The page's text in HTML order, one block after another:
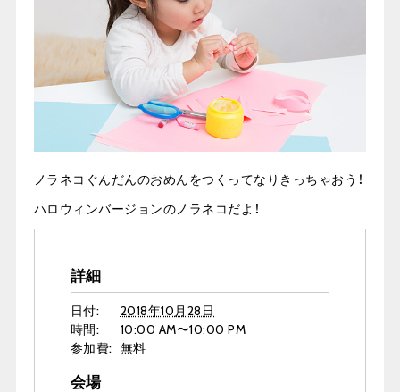
ノラネコぐんだんのおめんをつくってなりきっちゃおう！
ハロウィンバージョンのノラネコだよ！
詳細
日付:
2018年10月28日
時間:
10:00 AM〜10:00 PM
参加費: 無料
会場